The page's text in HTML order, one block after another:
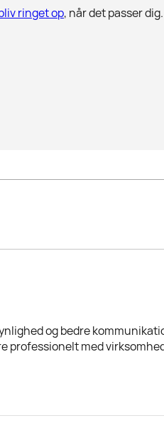
ringet op, når det passer dig.
og bedre
professionelt med